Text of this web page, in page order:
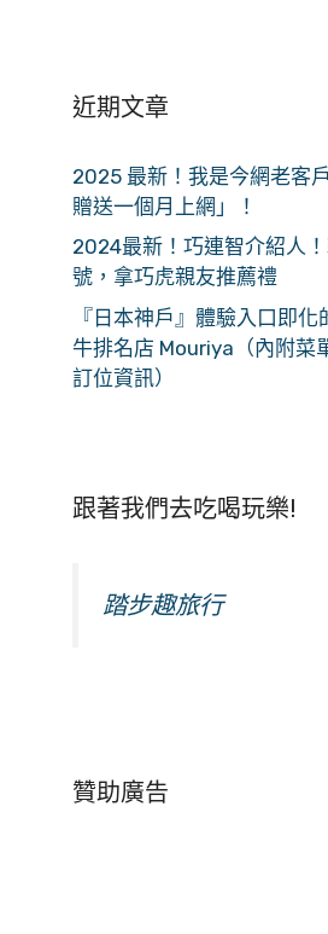
近期文章
2025 最新！我是今網老客
贈送一個月上網」！
2024最新！巧連智介紹人
號，拿巧虎親友推薦禮
『日本神戶』體驗入口即
牛排名店 Mouriya（內附菜
訂位資訊）
跟著我們去吃喝玩樂!
踏步趣旅行
贊助廣告